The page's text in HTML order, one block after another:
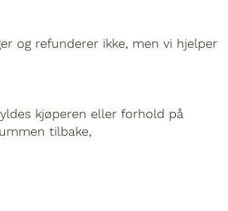
og refunderer ikke, men vi hjelper
kjøperen eller forhold på
tilbake,